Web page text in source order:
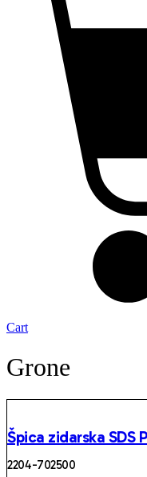
Cart
Grone
Špica zidarska SDS
2204 -702500